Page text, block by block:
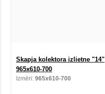
Skapja kolektora izlietne "14"
965x610-700
Izmēri: 965x610-700